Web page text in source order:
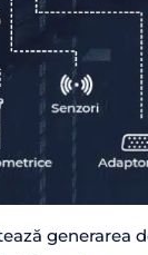
generarea